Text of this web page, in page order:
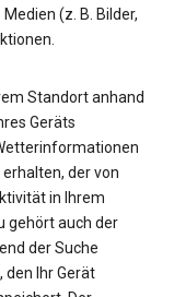
(z. B. Bilder,
Standort anhand
Geräts
der von
in Ihrem
gehört auch der
der Suche
den Ihr Gerät